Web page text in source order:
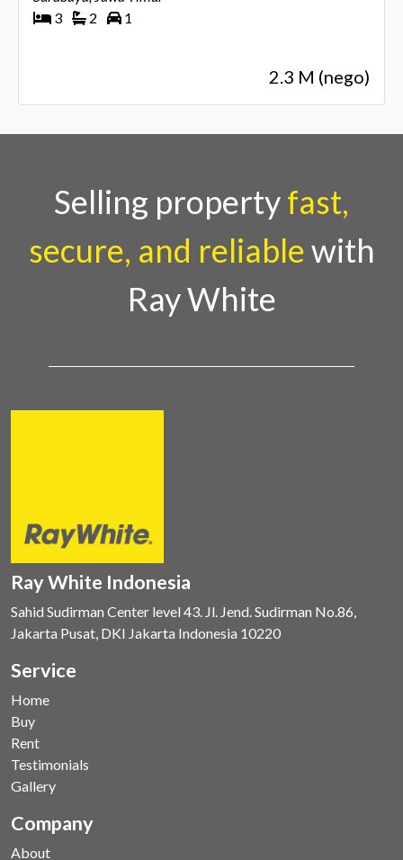
3
2 1
2.3 M (nego)
Selling propertyfast,
secure, and reliablewith
Ray White
Ray White Indonesia
Sahid Sudirman Center level 43. Jl. Jend. Sudirman No.86,
Jakarta Pusat, DKI Jakarta Indonesia 10220
Service
Home
Buy
Rent
Testimonials
Gallery
Company
About